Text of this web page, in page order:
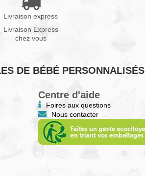
Livraison express
Livraison Express
chez vous
DE BÉBÉ PERSONNALISÉS
Centre d'aide
Foires aux questions
Nous contacter